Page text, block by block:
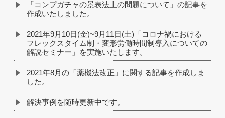
「コンプガチャの景表法上の問題について」の記事を
作成いたしました。
2021年9月10日(金)~9月11日(土)「コロナ禍における
フレックスタイム制・変形労働時間制導入についての
解説セミナー」を実施いたします。
2021年8月の「薬機法改正」に関する記事を作成しま
した。
解決事例を随時更新中です。